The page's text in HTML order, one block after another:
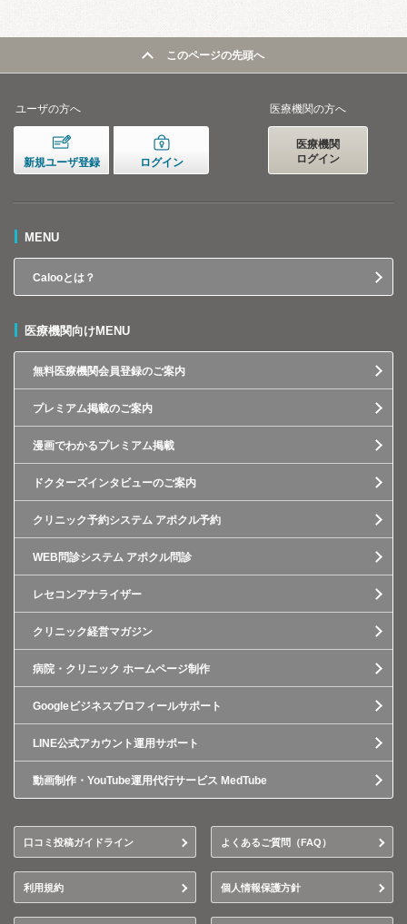
このページの先頭へ
ユーザの方へ
新規ユーザ登録 ログイン
医療機関の方へ
医療機関
ログイン
MENU
Calooとは？
医療機関向けMENU
無料医療機関会員登録のご案内
プレミアム掲載のご案内
漫画でわかるプレミアム掲載
ドクターズインタビューのご案内
クリニック予約システム アポクル予約
WEB問診システム アポクル問診
レセコンアナライザー
クリニック経営マガジン
病院・クリニック ホームページ制作
Googleビジネスプロフィールサポート
LINE公式アカウント運用サポート
動画制作・YouTube運用代行サービス MedTube
口コミ投稿ガイドライン よくあるご質問（FAQ）
利用規約 個人情報保護方針